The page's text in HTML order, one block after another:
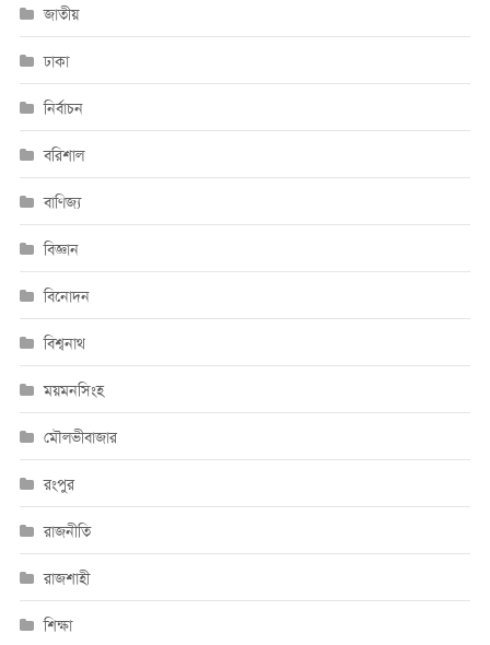
জাতীয়
ঢাকা
নির্বাচন
বরিশাল
বাণিজ্য
বিজ্ঞান
বিনোদন
বিশ্বনাথ
ময়মনসিংহ
মৌলভীবাজার
রংপুর
রাজনীতি
রাজশাহী
শিক্ষা